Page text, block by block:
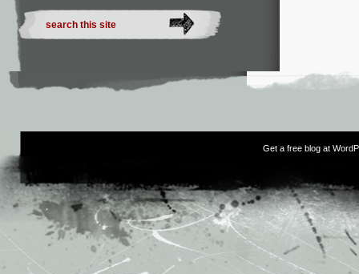
Get a free blog at